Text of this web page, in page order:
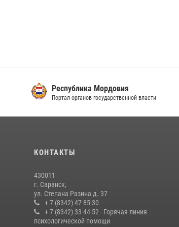
Республика Мордовия
Портал органов государственной власти
КОНТАКТЫ
430011
г. Саранск,
ул. Степана Разина д. 37
+ 7 (8342) 47-85-30
+ 7 (8342) 33-44-52 - Горячая линия
психологической помощи